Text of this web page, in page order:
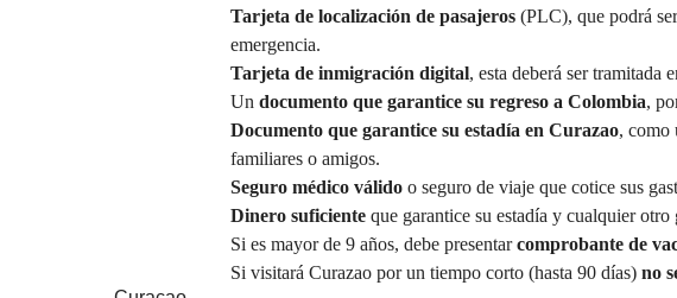
Tarjeta de localización de pasajeros (PLC), que podrá
emergencia.
Tarjeta de inmigración digital, esta deberá ser tramitada
Un documento que garantice su regreso a Colombia,
Documento que garantice su estadía en Curazao, como
familiares o amigos.
Seguro médico válido o seguro de viaje que cotice sus
Dinero suficiente que garantice su estadía y cualquier otro
Si es mayor de 9 años, debe presentarcomprobante de
Si visitará Curazao por un tiempo corto (hasta 90 días) no